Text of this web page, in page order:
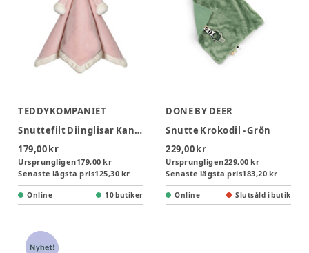
TEDDYKOMPANIET
Snuttefilt Diinglisar Kanin - Rosa
179,00 kr
Ursprungligen179,00 kr
Senaste lägsta pris125,30 kr
Online 10 butiker
DONE BY DEER
Snutte Krokodil - Grön
229,00 kr
Ursprungligen229,00 kr
Senaste lägsta pris183,20 kr
Online Slutsåld i butik